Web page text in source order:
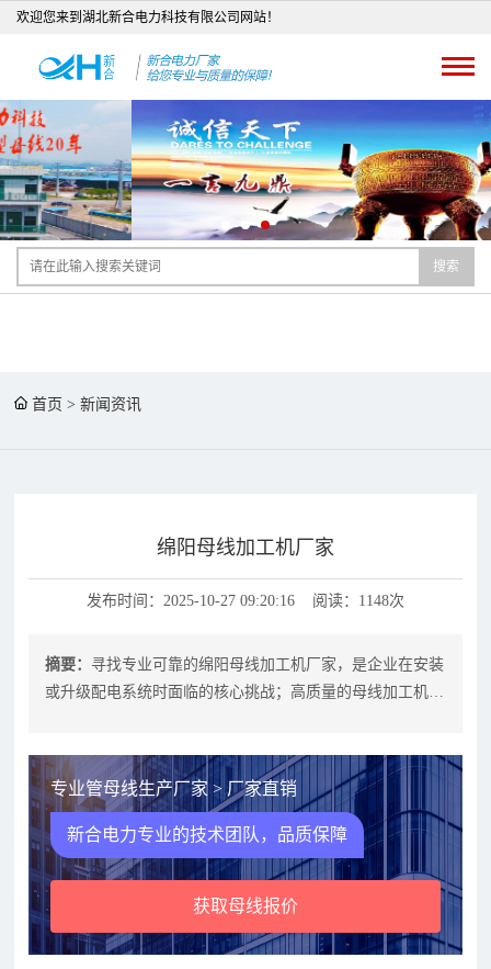
欢迎您来到湖北新合电力科技有限公司网站！
搜索
首页 >新闻资讯
绵阳母线加工机厂家
发布时间：2025-10-27 09:20:16 阅读：1148次
摘要： 寻找专业可靠的绵阳母线加工机厂家，是企业在安装
或升级配电系统时面临的核心挑战；高质量的母线加工机直
专业管母线生产厂家 > 厂家直销
新合电力专业的技术团队，品质保障
获取母线报价